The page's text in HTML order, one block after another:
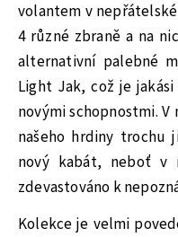
volantem v
4 různé zbraně a na
alternativní palebné
Light Jak, což je
novými schopnostmi.
našeho hrdiny trochu
nový kabát, neboť v
zdevastováno k
Kolekce je velmi